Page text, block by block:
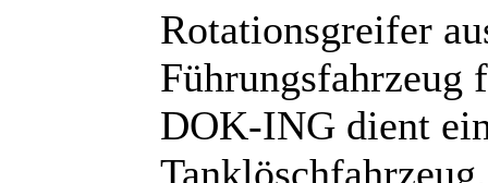
Rotationsgreifer
Führungsfahrzeug
DOK-ING dient